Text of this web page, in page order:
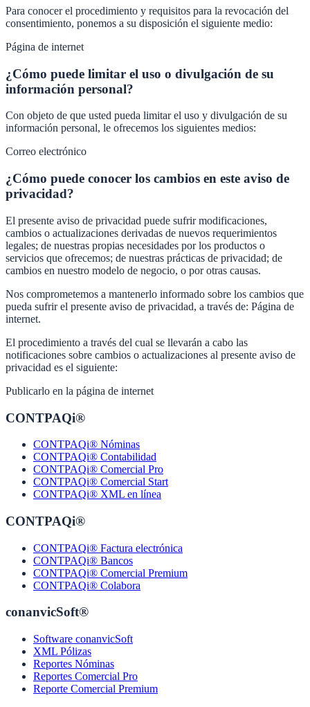
Para conocer el procedimiento y requisitos para la revocación del
consentimiento, ponemos a su disposición el siguiente medio:
Página de internet
¿Cómo puede limitar el uso o divulgación de su
información personal?
Con objeto de que usted pueda limitar el uso y divulgación de su
información personal, le ofrecemos los siguientes medios:
Correo electrónico
¿Cómo puede conocer los cambios en este aviso de
privacidad?
El presente aviso de privacidad puede sufrir modificaciones,
cambios o actualizaciones derivadas de nuevos requerimientos
legales; de nuestras propias necesidades por los productos o
servicios que ofrecemos; de nuestras prácticas de privacidad; de
cambios en nuestro modelo de negocio, o por otras causas.
Nos comprometemos a mantenerlo informado sobre los cambios que
pueda sufrir el presente aviso de privacidad, a través de: Página de
internet.
El procedimiento a través del cual se llevarán a cabo las
notificaciones sobre cambios o actualizaciones al presente aviso de
privacidad es el siguiente:
Publicarlo en la página de internet
CONTPAQi®
CONTPAQi® Nóminas
CONTPAQi® Contabilidad
CONTPAQi® Comercial Pro
CONTPAQi® Comercial Start
CONTPAQi® XML en línea
CONTPAQi®
CONTPAQi® Factura electrónica
CONTPAQi® Bancos
CONTPAQi® Comercial Premium
CONTPAQi® Colabora
conanvicSoft®
Software conanvicSoft
XML Pólizas
Reportes Nóminas
Reportes Comercial Pro
Reporte Comercial Premium